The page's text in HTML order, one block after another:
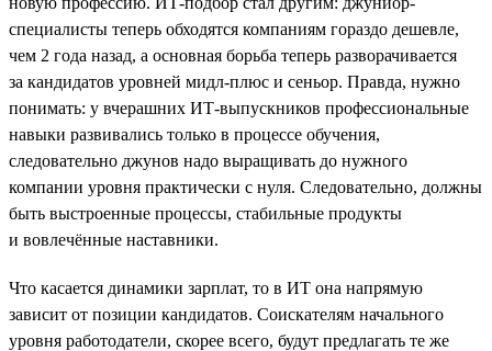
специалисты теперь обходятся компаниям гораздо дешевле,
чем 2 года назад, а основная борьба теперь разворачивается
за кандидатов уровней мидл-плюс и сеньор. Правда, нужно
понимать: у вчерашних ИТ-выпускников профессиональные
навыки развивались только в процессе обучения,
следовательно джунов надо выращивать до нужного
компании уровня практически с нуля. Следовательно, должны
быть выстроенные процессы, стабильные продукты
и вовлечённые наставники.
Что касается динамики зарплат, то в ИТ она напрямую
зависит от позиции кандидатов. Соискателям начального
уровня работодатели, скорее всего, будут предлагать те же